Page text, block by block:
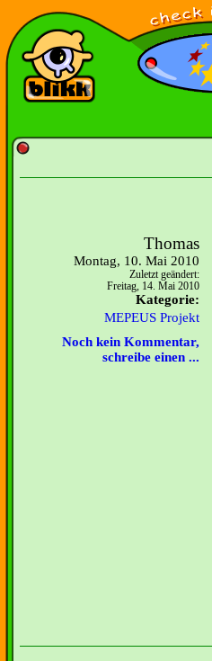
Thomas
Montag, 10. Mai 2010
Zuletzt geändert:
Freitag, 14. Mai 2010
Kategorie:
MEPEUS Projekt
Noch kein Kommentar,
schreibe einen ...